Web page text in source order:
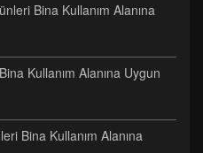
Bina Kullanım Alanına
Kullanım Alanına Uygun
Bina Kullanım Alanına